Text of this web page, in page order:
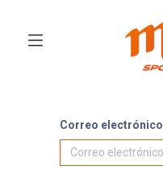
Correo electrónico